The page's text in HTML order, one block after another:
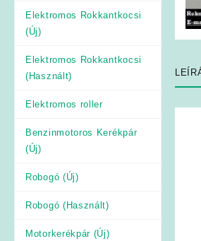
Elektromos Rokkantkocsi
(Új)
Elektromos Rokkantkocsi
(Használt)
Elektromos roller
Benzinmotoros Kerékpár
(Új)
Robogó (Új)
Robogó (Használt)
Motorkerékpár (Új)